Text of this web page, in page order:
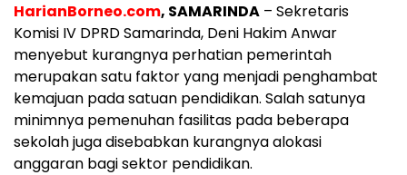
HarianBorneo.com, SAMARINDA – Sekretaris
Komisi IV DPRD Samarinda, Deni Hakim Anwar
menyebut kurangnya perhatian pemerintah
merupakan satu faktor yang menjadi penghambat
kemajuan pada satuan pendidikan. Salah satunya
minimnya pemenuhan fasilitas pada beberapa
sekolah juga disebabkan kurangnya alokasi
anggaran bagi sektor pendidikan.